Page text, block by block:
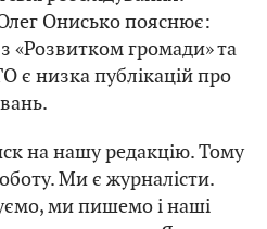
Онисько пояснює:
«Розвитком громади» та
є низка публікацій про
на нашу редакцію. Тому
Ми є журналісти.
ми пишемо і наші